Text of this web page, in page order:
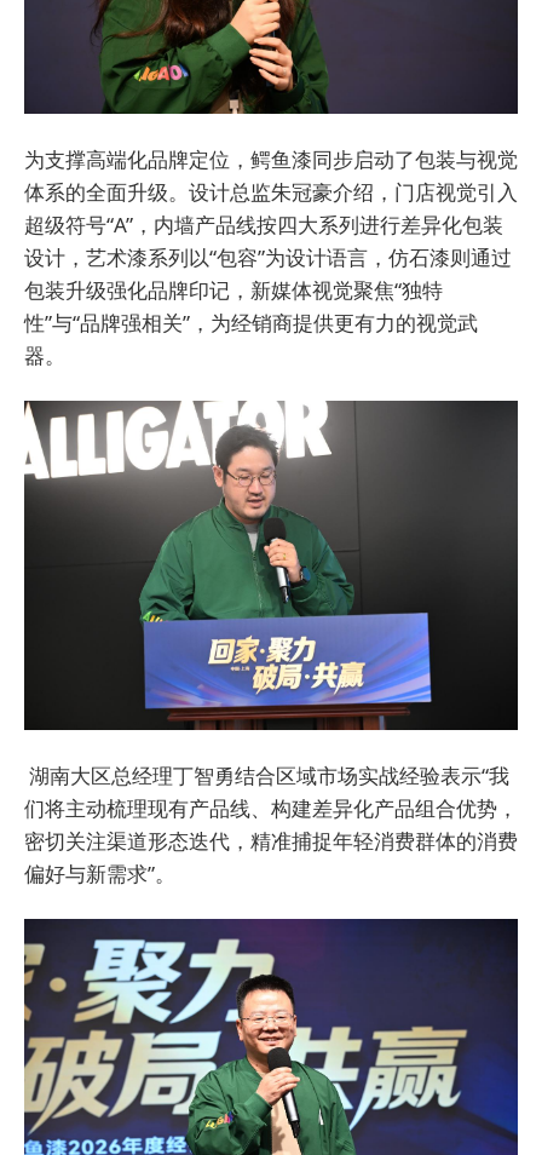
为支撑高端化品牌定位，鳄鱼漆同步启动了包装与视觉
体系的全面升级。设计总监朱冠豪介绍，门店视觉引入
超级符号“A”，内墙产品线按四大系列进行差异化包装
设计，艺术漆系列以“包容”为设计语言，仿石漆则通过
包装升级强化品牌印记，新媒体视觉聚焦“独特
性”与“品牌强相关”，为经销商提供更有力的视觉武
器。
湖南大区总经理丁智勇结合区域市场实战经验表示“我
们将主动梳理现有产品线、构建差异化产品组合优势，
密切关注渠道形态迭代，精准捕捉年轻消费群体的消费
偏好与新需求”。